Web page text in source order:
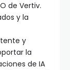
de Vertiv.
y la
y
la
de IA